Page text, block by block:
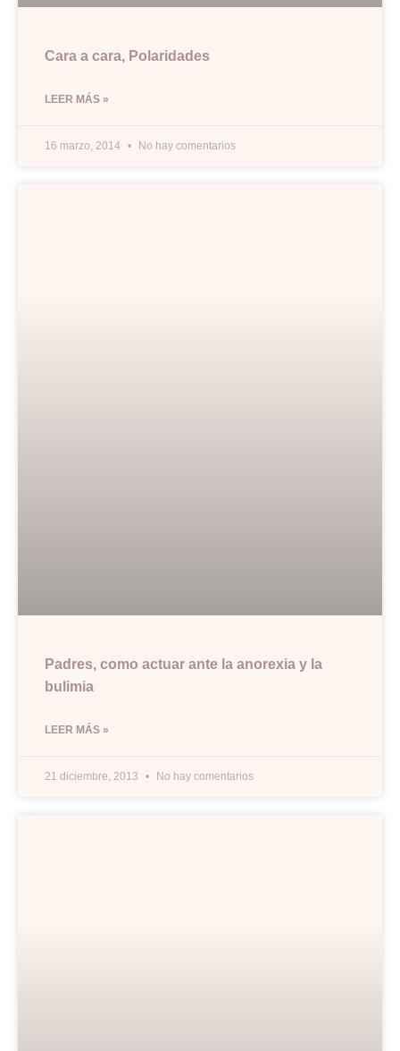
Cara a cara, Polaridades
LEER MÁS »
16 marzo, 2014 No hay comentarios
Padres, como actuar ante la anorexia y la
bulimia
LEER MÁS »
21 diciembre, 2013 No hay comentarios